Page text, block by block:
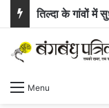
Menu